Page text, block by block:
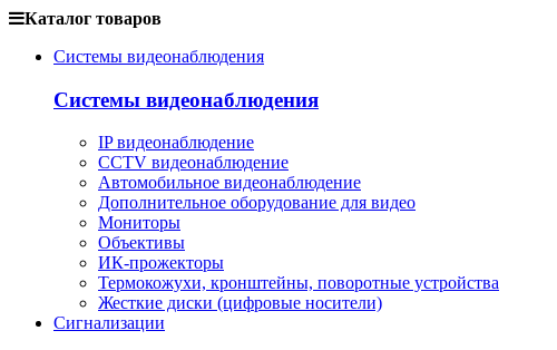
Каталог товаров
Системы видеонаблюдения
Системы видеонаблюдения
IP видеонаблюдение
CCTV видеонаблюдение
Автомобильное видеонаблюдение
Дополнительное оборудование для видео
Мониторы
Объективы
ИК-прожекторы
Термокожухи, кронштейны, поворотные устройства
Жесткие диски (цифровые носители)
Сигнализации